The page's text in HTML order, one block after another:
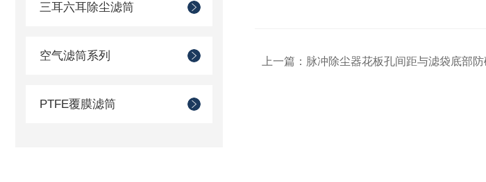
三耳六耳除尘滤筒
空气滤筒系列
PTFE覆膜滤筒
上一篇： 脉冲除尘器花板孔间距与滤袋底部